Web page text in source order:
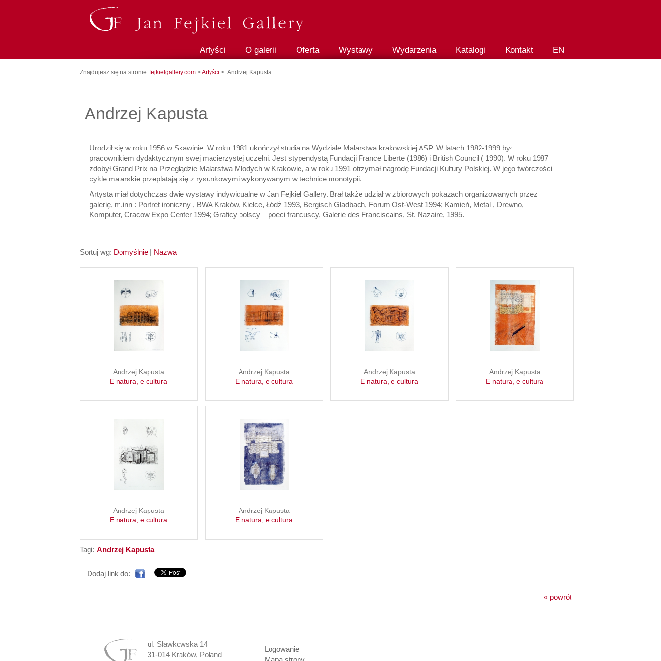
Artyści O galerii Oferta Wystawy Wydarzenia Katalogi Kontakt EN
Znajdujesz się na stronie: fejkielgallery.com >Artyści > Andrzej Kapusta
Andrzej Kapusta
Urodził się w roku 1956 w Skawinie. W roku 1981 ukończył studia na Wydziale Malarstwa krakowskiej ASP. W latach 1982-1999 był
pracownikiem dydaktycznym swej macierzystej uczelni. Jest stypendystą Fundacji France Liberte (1986) i British Council ( 1990). W roku 1987
zdobył Grand Prix na Przeglądzie Malarstwa Młodych w Krakowie, a w roku 1991 otrzymał nagrodę Fundacji Kultury Polskiej. W jego twórczości
cykle malarskie przeplatają się z rysunkowymi wykonywanym w technice monotypii.
Artysta miał dotychczas dwie wystawy indywidualne w Jan Fejkiel Gallery. Brał także udział w zbiorowych pokazach organizowanych przez
galerię, m.inn : Portret ironiczny , BWA Kraków, Kielce, Łódż 1993, Bergisch Gladbach, Forum Ost-West 1994; Kamień, Metal , Drewno,
Komputer, Cracow Expo Center 1994; Graficy polscy – poeci francuscy, Galerie des Franciscains, St. Nazaire, 1995.
Sortuj wg: Domyślnie | Nazwa
Andrzej Kapusta
E natura, e cultura
Andrzej Kapusta
E natura, e cultura
Andrzej Kapusta
E natura, e cultura
Andrzej Kapusta
E natura, e cultura
Andrzej Kapusta
E natura, e cultura
Andrzej Kapusta
E natura, e cultura
Tagi: Andrzej Kapusta
Dodaj link do:
« powrót
ul. Sławkowska 14
31-014 Kraków, Poland
Logowanie
Mapa strony